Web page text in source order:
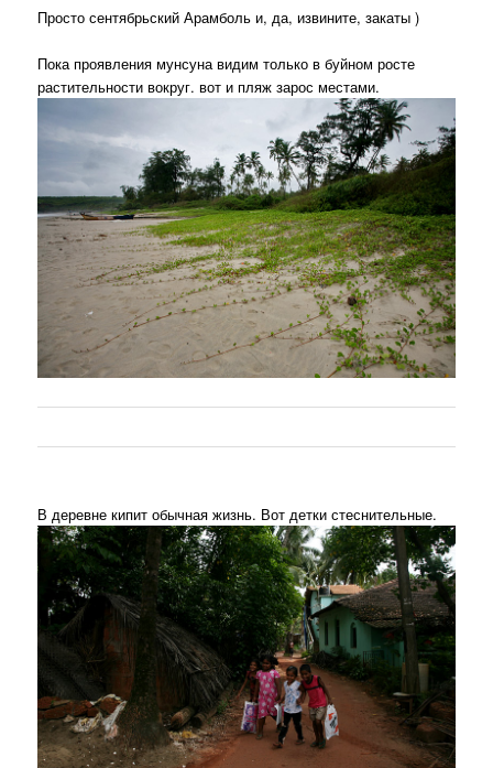
Просто сентябрьский Арамболь и, да, извините, закаты )
Пока проявления мунсуна видим только в буйном росте
растительности вокруг. вот и пляж зарос местами.
В деревне кипит обычная жизнь. Вот детки стеснительные.